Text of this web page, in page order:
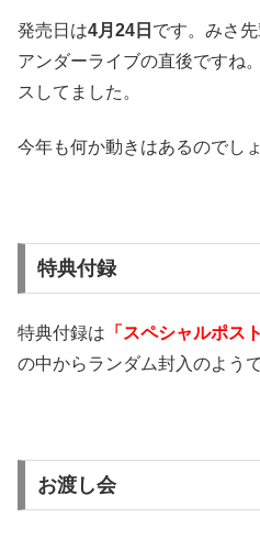
発売日は4月24日 です。みさ
アンダーライブの直後ですね
スしてました。
今年も何か動きはあるのでし
特典付録
特典付録は 「スペシャルポス
の中からランダム封入のよう
お渡し会